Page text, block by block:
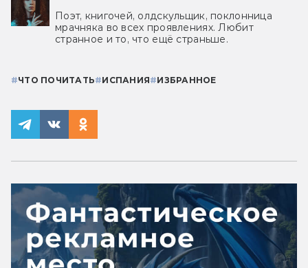
Поэт, книгочей, олдскульщик, поклонница
мрачняка во всех проявлениях. Любит
странное и то, что ещё страньше.
#ЧТО ПОЧИТАТЬ#ИСПАНИЯ#ИЗБРАННОЕ